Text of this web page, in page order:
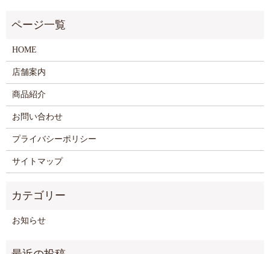
HOME
店舗案内
商品紹介
お問い合わせ
プライバシーポリシー
サイトマップ
お知らせ